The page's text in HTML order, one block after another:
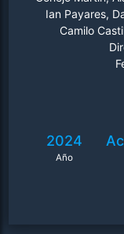
Ian Payares,
Camilo
2024
Año